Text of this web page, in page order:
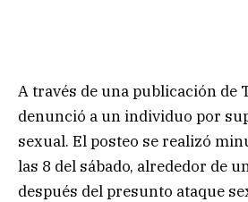
A través de una publicación de
denunció a un individuo por
sexual. El posteo se realizó
las 8 del sábado, alrededor de
después del presunto ataque